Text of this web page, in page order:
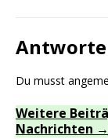
Du musst
Weitere
Nachrichten